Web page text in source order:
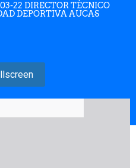
22 DIRECTOR TÉCNICO
DEPORTIVA AUCAS